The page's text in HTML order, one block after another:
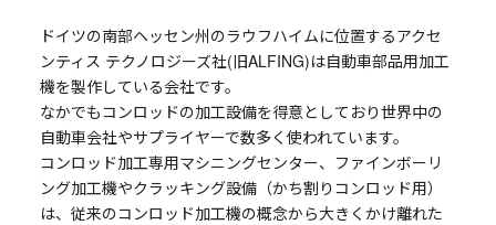
ドイツの南部ヘッセン州のラウフハイムに位置するアクセ
ンティス テクノロジーズ社(旧ALFING)は自動車部品用加工
機を製作している会社です。
なかでもコンロッドの加工設備を得意としており世界中の
自動車会社やサプライヤーで数多く使われています。
コンロッド加工専用マシニングセンター、ファインボーリ
ング加工機やクラッキング設備（かち割りコンロッド用）
は、従来のコンロッド加工機の概念から大きくかけ離れた